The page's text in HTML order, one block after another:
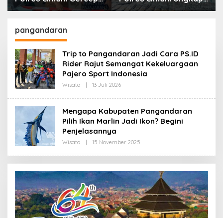
Sita Setengah Juta
Puluhan Kasus dan Sita
pangandaran
Trip to Pangandaran Jadi Cara PS.ID
Rider Rajut Semangat Kekeluargaan
Pajero Sport Indonesia
Wisata 13 Juli 2026
E
R
K
I
Mengapa Kabupaten Pangandaran
Pilih Ikan Marlin Jadi Ikon? Begini
Penjelasannya
Wisata 15 November 2025
E
H
R
D
A
K
I